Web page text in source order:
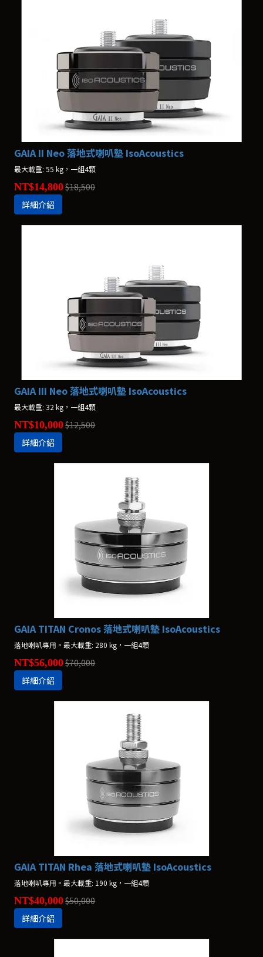
GAIA II Neo 落地式喇叭墊 IsoAcoustics
最大載重: 55 kg，一組4顆
NT$14,800$18,500
詳細介紹
GAIA III Neo 落地式喇叭墊 IsoAcoustics
最大載重: 32 kg，一組4顆
NT$10,000$12,500
詳細介紹
GAIA TITAN Cronos 落地式喇叭墊 IsoAcoustics
落地喇叭專用。最大載重: 280 kg，一組4顆
NT$56,000$70,000
詳細介紹
GAIA TITAN Rhea 落地式喇叭墊 IsoAcoustics
落地喇叭專用。最大載重: 190 kg，一組4顆
NT$40,000$50,000
詳細介紹